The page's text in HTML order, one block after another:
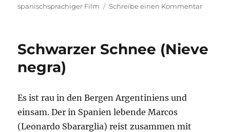
spanischsprachiger Film
Schreibe einen Kommentarzu
Schwarzer Schnee (Nieve
negra)
Es ist rau in den Bergen Argentiniens und
einsam. Der in Spanien lebende Marcos
(Leonardo Sbararglia) reist zusammen mit